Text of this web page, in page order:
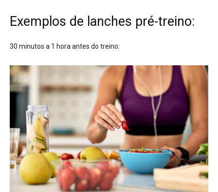
Exemplos de lanches pré-treino:
30 minutos a 1 hora antes do treino: